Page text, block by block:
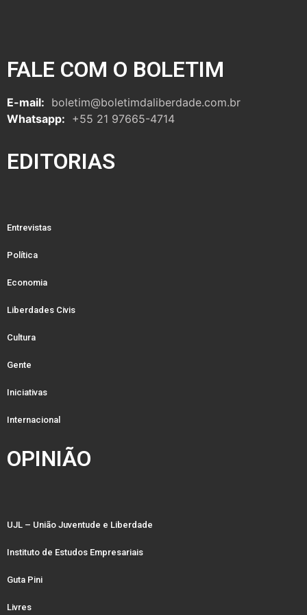
FALE COM O BOLETIM
E-mail: boletim@boletimdaliberdade.com.br
Whatsapp: +55 21 97665-4714
EDITORIAS
Entrevistas
Política
Economia
Liberdades Civis
Cultura
Gente
Iniciativas
Internacional
OPINIÃO
UJL – União Juventude e Liberdade
Instituto de Estudos Empresariais
Guta Pini
Livres